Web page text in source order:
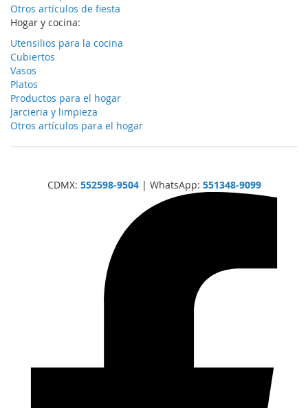
Otros artículos de fiesta
Hogar y cocina:
Utensilios para la cocina
Cubiertos
Vasos
Platos
Productos para el hogar
Jarcieria y limpieza
Otros artículos para el hogar
CDMX: 552598-9504| WhatsApp: 551348-9099